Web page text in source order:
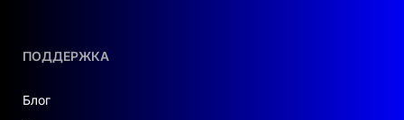
ПОДДЕРЖКА
Блог